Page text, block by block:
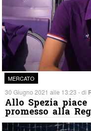
MERCATO
30 Giugno 2021 alle 13:23 - di
Allo Spezia
promesso alla